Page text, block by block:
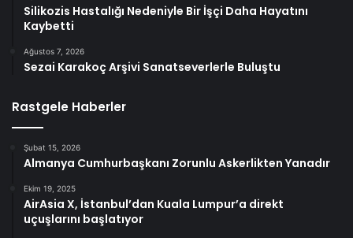
Silikozis Hastalığı Nedeniyle Bir İşçi Daha Hayatını
Kaybetti
Ağustos 7, 2026
Sezai Karakoç Arşivi Sanatseverlerle Buluştu
Rastgele Haberler
Şubat 15, 2026
Almanya Cumhurbaşkanı Zorunlu Askerlikten Yanadır
Ekim 19, 2025
AirAsia X, İstanbul’dan Kuala Lumpur’a direkt
uçuşlarını başlatıyor